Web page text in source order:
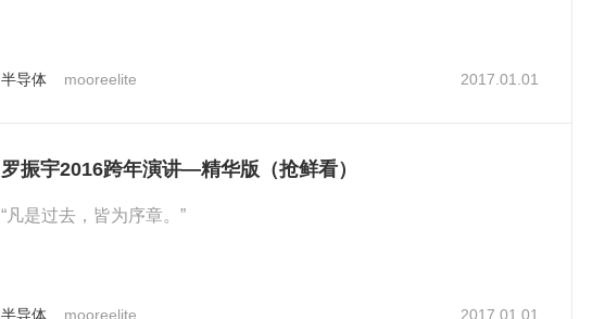
半导体 mooreelite 2017.01.01
罗振宇2016跨年演讲—精华版（抢鲜看）
“凡是过去，皆为序章。”
半导体 mooreelite 2017.01.01